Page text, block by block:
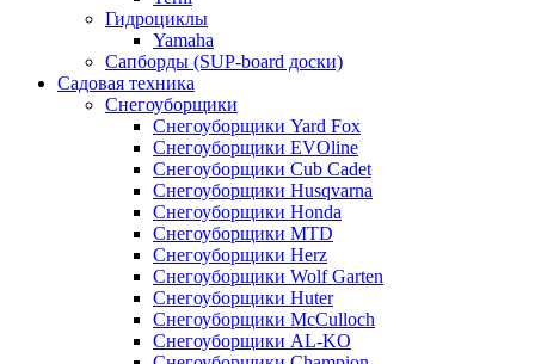
Гидроциклы
Yamaha
Сапборды (SUP-board доски)
Садовая техника
Снегоуборщики
Снегоуборщики Yard Fox
Снегоуборщики EVOline
Снегоуборщики Cub Cadet
Снегоуборщики Husqvarna
Снегоуборщики Honda
Снегоуборщики MTD
Снегоуборщики Herz
Снегоуборщики Wolf Garten
Снегоуборщики Huter
Снегоуборщики McCulloch
Снегоуборщики AL-KO